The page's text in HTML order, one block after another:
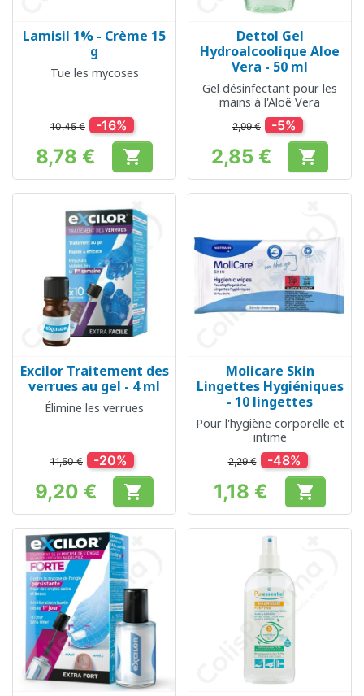
Lamisil 1% - Crème 15
g
Tue les mycoses
10,45 € -16%
Prix
8,78 € 
Dettol Gel
Hydroalcoolique Aloe
Vera - 50 ml
Gel désinfectant pour les
mains à l'Aloë Vera
2,99 € -5%
Prix
2,85 € 
Excilor Traitement des
verrues au gel - 4 ml
Élimine les verrues
11,50 € -20%
Prix
9,20 € 
Molicare Skin
Lingettes Hygiéniques
- 10 lingettes
Pour l'hygiène corporelle et
intime
2,29 € -48%
Prix
1,18 € 